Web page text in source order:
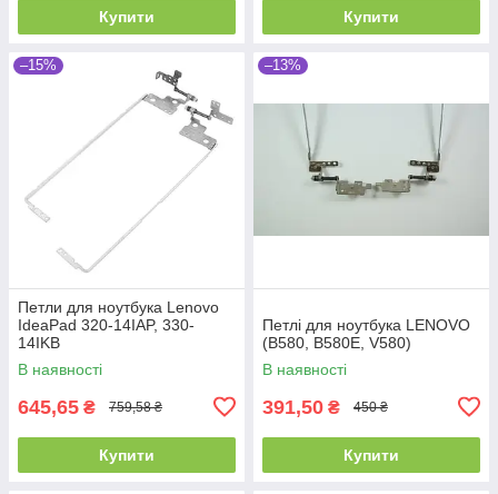
Купити Купити
–15%
Петли для ноутбука Lenovo
IdeaPad 320-14IAP, 330-
14IKB
В наявності
645,65 ₴ 759,58 ₴
Купити
–13%
Петлі для ноутбука LENOVO
(B580, B580E, V580)
В наявності
391,50 ₴ 450 ₴
Купити